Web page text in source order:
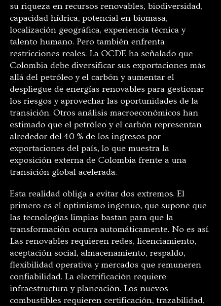
su riqueza en recursos renovables, biodiversidad,
capacidad hídrica, potencial en biomasa,
localización geográfica, experiencia técnica y
talento humano. Pero también enfrenta
restricciones reales. La OCDE ha señalado que
Colombia debe diversificar sus exportaciones más
allá del petróleo y el carbón y aumentar el
despliegue de energías renovables para gestionar
los riesgos y aprovechar las oportunidades de la
transición. Otros análisis macroeconómicos han
estimado que el petróleo y el carbón representan
alrededor del 40 % de los ingresos por
exportaciones del país, lo que muestra la
exposición externa de Colombia frente a una
transición global acelerada.
Esta realidad obliga a evitar dos extremos. El
primero es el optimismo ingenuo, que supone que
las tecnologías limpias bastan para que la
transformación ocurra automáticamente. No es así.
Las renovables requieren redes, licenciamiento,
aceptación social, almacenamiento, respaldo,
flexibilidad operativa y mercados que remuneren
confiabilidad. La electrificación requiere
infraestructura y planeación. Los nuevos
combustibles requieren certificación, trazabilidad,